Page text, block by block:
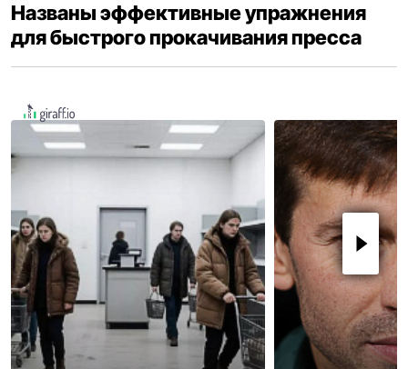
Названы эффективные упражнения
для быстрого прокачивания пресса